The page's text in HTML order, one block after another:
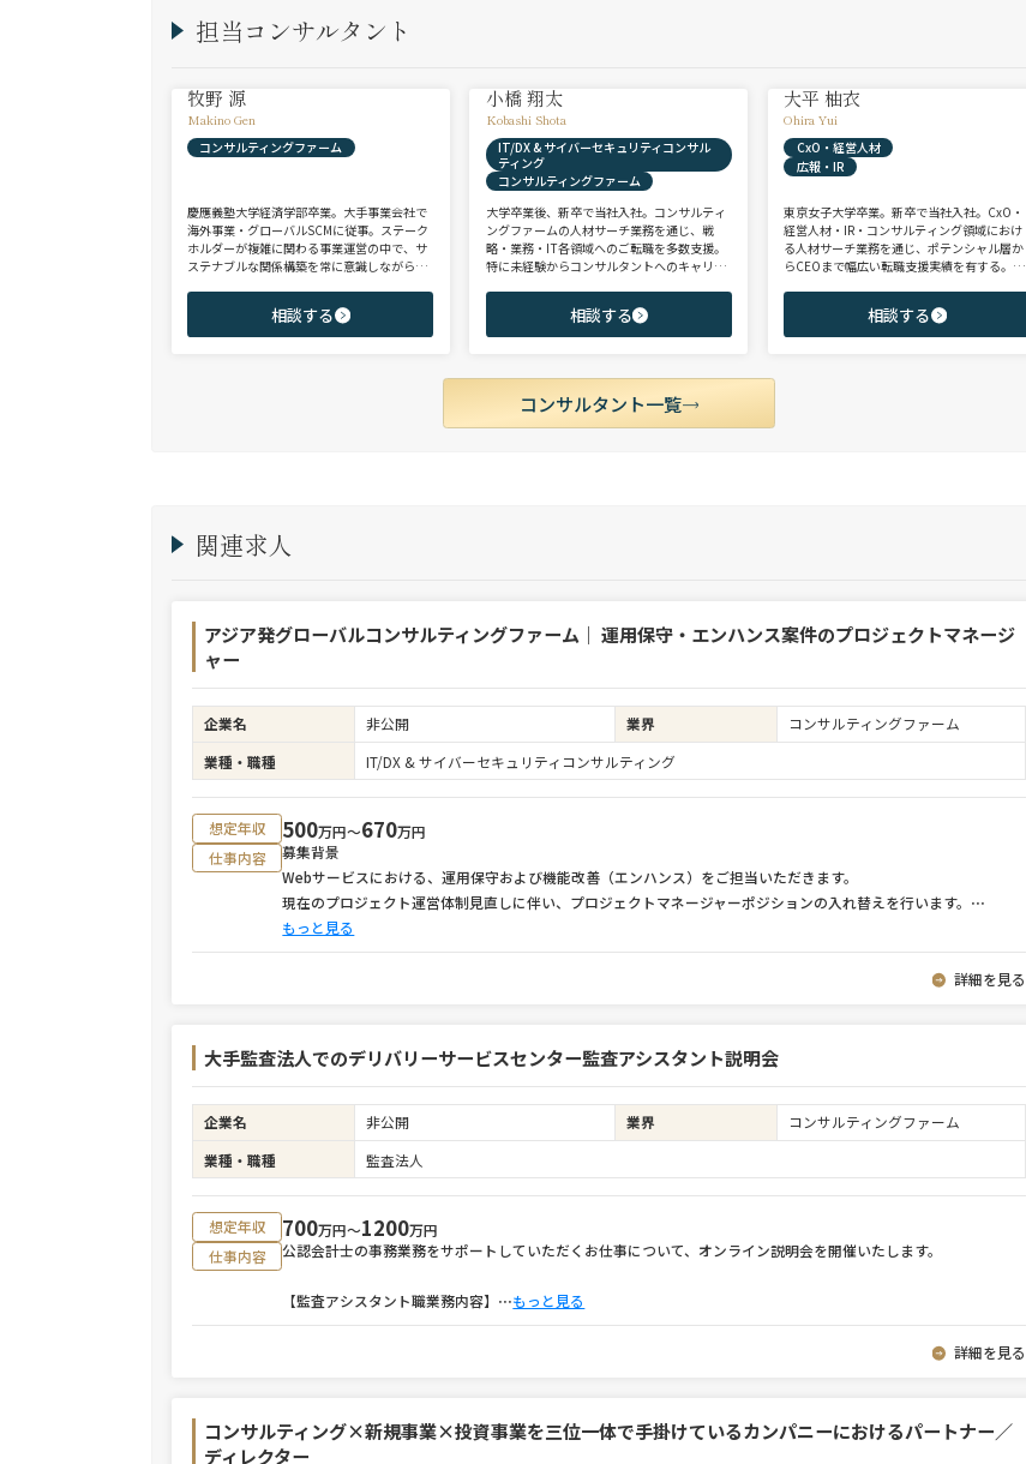
担当コンサルタント
牧野 源
Makino Gen
コンサルティングファーム
慶應義塾大学経済学部卒業。大手事業会社で
海外事業・グローバルSCMに従事。ステーク
ホルダーが複雑に関わる事業運営の中で、サ
ステナブルな関係構築を常に意識しながら意
商社、投資銀行、大手事業会社を始めとする
幅広い領域で、若手～エグゼクティブまでご
相談する
小橋 翔太
Kobashi Shota
IT/DX & サイバーセキュリティコンサル
ティング
コンサルティングファーム
大学卒業後、新卒で当社入社。コンサルティ
ングファームの人材サーチ業務を通じ、戦
略・業務・IT各領域へのご転職を多数支援。
特に未経験からコンサルタントへのキャリア
ご志向と市場動向を踏まえ最適なキャリアを
ご提案させていただきます。
相談する
大平 柚衣
Ohira Yui
CxO・経営人材
広報・IR
東京女子大学卒業。新卒で当社入社。CxO・
経営人材・IR・コンサルティング領域におけ
る人材サーチ業務を通じ、ポテンシャル層か
らCEOまで幅広い転職支援実績を有する。コ
領域を中心に担当。未経験・ポテンシャル層
からミドル・ハイクラス層まで、年代・職階
相談する
コンサルタント一覧
関連求人
アジア発グローバルコンサルティングファーム｜ 運用保守・エンハンス案件のプロジェクトマネージ
ャー
企業名 非公開 業界
コンサルティングファーム
業種・職種
IT/DX & サイバーセキュリティコンサルティング
想定年収 500万円〜670万円
仕事内容
募集背景
Webサービスにおける、運用保守および機能改善（エンハンス）をご担当いただきます。
現在のプロジェクト運営体制見直しに伴い、プロジェクトマネージャーポジションの入れ替えを行います。 ⋯
もっと見る
詳細を見る
大手監査法人でのデリバリーサービスセンター監査アシスタント説明会
企業名 非公開 業界
コンサルティングファーム
業種・職種
監査法人
想定年収 700万円〜1200万円
仕事内容
公認会計士の事務業務をサポートしていただくお仕事について、オンライン説明会を開催いたします。
【監査アシスタント職業務内容】 ⋯もっと見る
詳細を見る
コンサルティング×新規事業×投資事業を三位一体で手掛けているカンパニーにおけるパートナー／
ディレクター